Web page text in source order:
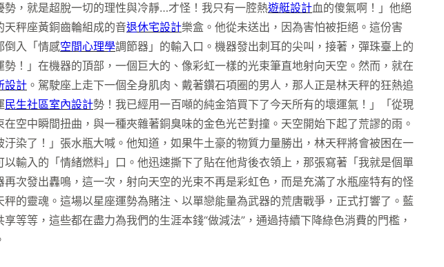
，就是超脫一切的理性與冷靜…才怪！我只有一腔熱遊艇設計血的傻氣啊！」他絕
秤座黃銅齒輪組成的音退休宅設計樂盒。他從未送出，因為害怕被拒絕。這份害
倒入「情感空間心理學調節器」的輸入口。機器發出刺耳的尖叫，接著，彈珠臺上的
！」在機器的頂部，一個巨大的、像彩虹一樣的光束筆直地射向天空。然而，就在
設計 。駕駛座上走下一個全身肌肉、戴著鑽石項圈的男人，那人正是林天秤的狂熱追
民生社區室內設計勢！我已經用一百噸的純金箔買下了今天所有的壞運氣！」「從現
空中瞬間扭曲，與一種夾雜著銅臭味的金色光芒對撞。天空開始下起了荒謬的雨。
染了！」張水瓶大喊。他知道，如果牛土豪的物質力量勝出，林天秤將會被困在一
輸入的「情緒燃料」口。他迅速撕下了貼在他背後衣領上，那張寫著「我就是個單
次發出轟鳴，這一次，射向天空的光束不再是彩虹色，而是充滿了水瓶座特有的怪
的靈魂。這場以星座運勢為賭注、以單戀能量為武器的荒唐戰爭，正式打響了。藍
等，這些都在盡力為我們的生涯本錢“做減法”，通過持續下降綠色消費的門檻，